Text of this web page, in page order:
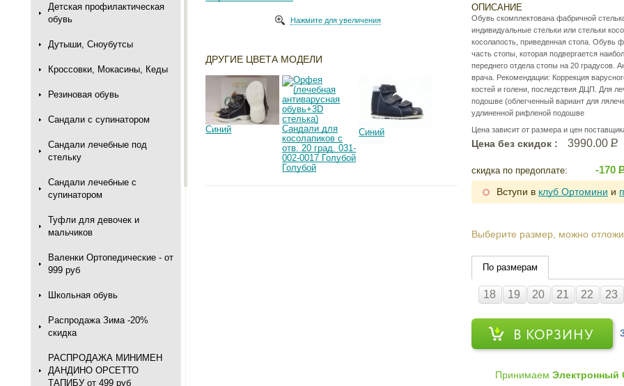
Детская профилактическая
обувь
Дутыши, Сноубутсы
Кроссовки, Мокасины, Кеды
Резиновая обувь
Сандали с супинатором
Сандали лечебные под
стельку
Сандали лечебные с
супинатором
Туфли для девочек и
мальчиков
Валенки Ортопедические - от
999 руб
Школьная обувь
Распродажа Зима -20%
скидка
РАСПРОДАЖА МИНИМЕН
ДАНДИНО ОРСЕТТО
ТАПИБУ от 499 руб
Нажмите для увеличения
ДРУГИЕ ЦВЕТА МОДЕЛИ
Синий
Голубой
Синий
ОПИСАНИЕ
Обувь скомплектована фабричной
индивидуальные стельки или стельки
косолапость, приведенная стопа. Обувь
часть стопы, которая подвергается
переднего отдела стопы на 20 градусов.
врача. Рекомендации: Коррекция
костей и голени, последствия ДЦП. Для
подошве (облегченный вариант для
удлиненной рифленой подошве
Цена зависит от размера и цен
Цена без скидок : 3990.00Р
скидка по предоплате: -170
Вступи в клуб Ортомини и
Выберите размер, можно
По размерам
18 19 20 21 22 23
В КОРЗИНУ
ПринимаемЭлектронный